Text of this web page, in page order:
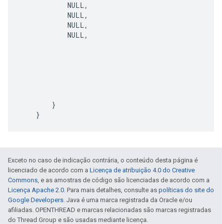
NULL,
NULL,
NULL,
NULL,
}
}
Exceto no caso de indicação contrária, o conteúdo desta página é
licenciado de acordo com a Licença de atribuição 4.0 do Creative
Commons, e as amostras de código são licenciadas de acordo com a
Licença Apache 2.0. Para mais detalhes, consulte as políticas do site do
Google Developers. Java é uma marca registrada da Oracle e/ou
afiliadas. OPENTHREAD e marcas relacionadas são marcas registradas
do Thread Group e são usadas mediante licença.